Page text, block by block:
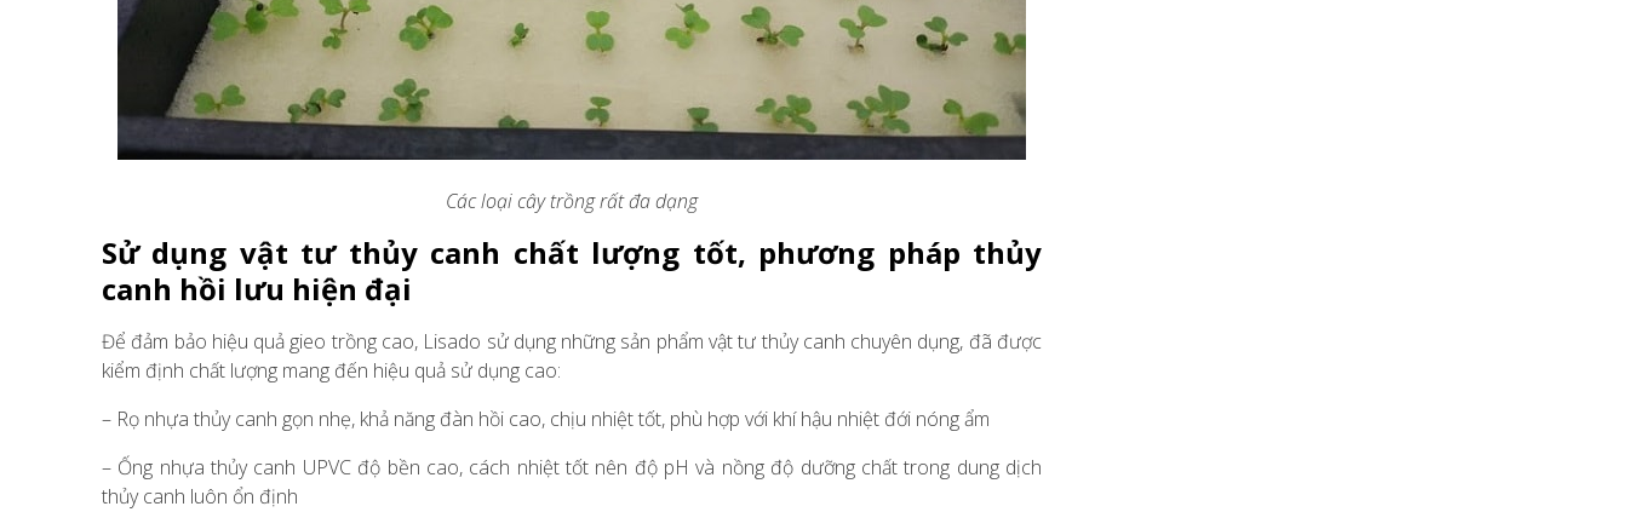
Các loại cây trồng rất đa dạng
Sử dụng vật tư thủy canh chất lượng tốt, phương pháp thủy
canh hồi lưu hiện đại
Để đảm bảo hiệu quả gieo trồng cao, Lisado sử dụng những sản phẩm vật tư thủy canh chuyên dụng, đã được
kiểm định chất lượng mang đến hiệu quả sử dụng cao:
– Rọ nhựa thủy canh gọn nhẹ, khả năng đàn hồi cao, chịu nhiệt tốt, phù hợp với khí hậu nhiệt đới nóng ẩm
– Ống nhựa thủy canh UPVC độ bền cao, cách nhiệt tốt nên độ pH và nồng độ dưỡng chất trong dung dịch
thủy canh luôn ổn định